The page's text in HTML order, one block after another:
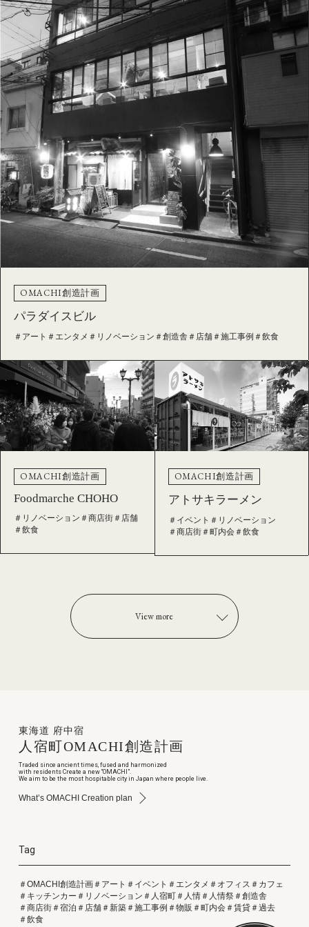
OMACHI創造計画
パラダイスビル
＃アート ＃エンタメ ＃リノベーション ＃創造舎 ＃店舗 ＃施工事例 ＃飲食
OMACHI創造計画
Foodmarche CHOHO
＃リノベーション ＃商店街 ＃店舗
＃飲食
OMACHI創造計画
アトサキラーメン
＃イベント ＃リノベーション
＃商店街＃町内会＃飲食
View more
東海道 府中宿
人宿町OMACHI創造計画
Traded since ancient times, fused and harmonized
with residents Create a new “OMACHI”.
We aim to be the most hospitable city in Japan where people live.
What’s OMACHI Creation plan
Tag
＃OMACHI創造計画 ＃アート ＃イベント ＃エンタメ ＃オフィス ＃カフェ
＃キッチンカー ＃リノベーション ＃人宿町 ＃人情 ＃人情祭 ＃創造舎
＃商店街 ＃宿泊 ＃店舗 ＃新築 ＃施工事例 ＃物販 ＃町内会 ＃賃貸 ＃過去
＃飲食